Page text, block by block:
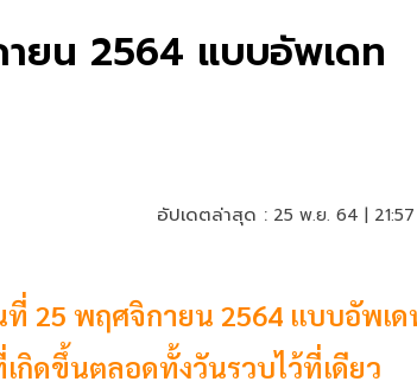
ยน 2564 แบบอัพเดท
อัปเดตล่าสุด : 25 พ.ย. 64 |
25 พฤศจิกายน 2564 แบบอัพเ
กิดขึ้นตลอดทั้งวันรวบไว้ที่เดียว